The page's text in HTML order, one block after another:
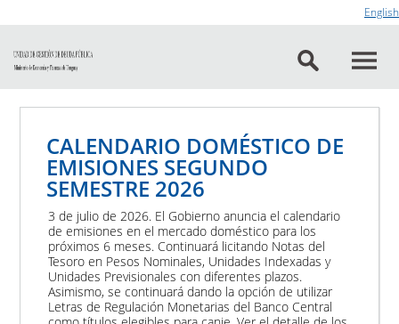
English
CALENDARIO DOMÉSTICO DE
EMISIONES SEGUNDO
SEMESTRE 2026
3 de julio de 2026. El Gobierno anuncia el calendario
de emisiones en el mercado doméstico para los
próximos 6 meses. Continuará licitando Notas del
Tesoro en Pesos Nominales, Unidades Indexadas y
Unidades Previsionales con diferentes plazos.
Asimismo, se continuará dando la opción de utilizar
Letras de Regulación Monetarias del Banco Central